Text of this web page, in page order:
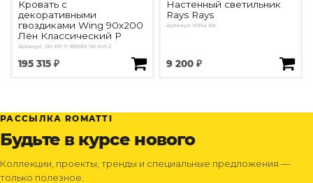
Кровать с
декоративными
гвоздиками Wing 90х200
Лён Классический Р
Артикул: DG-RF-F-BD001-90-Kit-2
195 315 ₽
Настенный светильник
Rays Rays
Артикул: 10154 BK
9 200 ₽
РАССЫЛКА ROMATTI
Будьте в курсе нового
Коллекции, проекты, тренды и специальные предложения —
только полезное.